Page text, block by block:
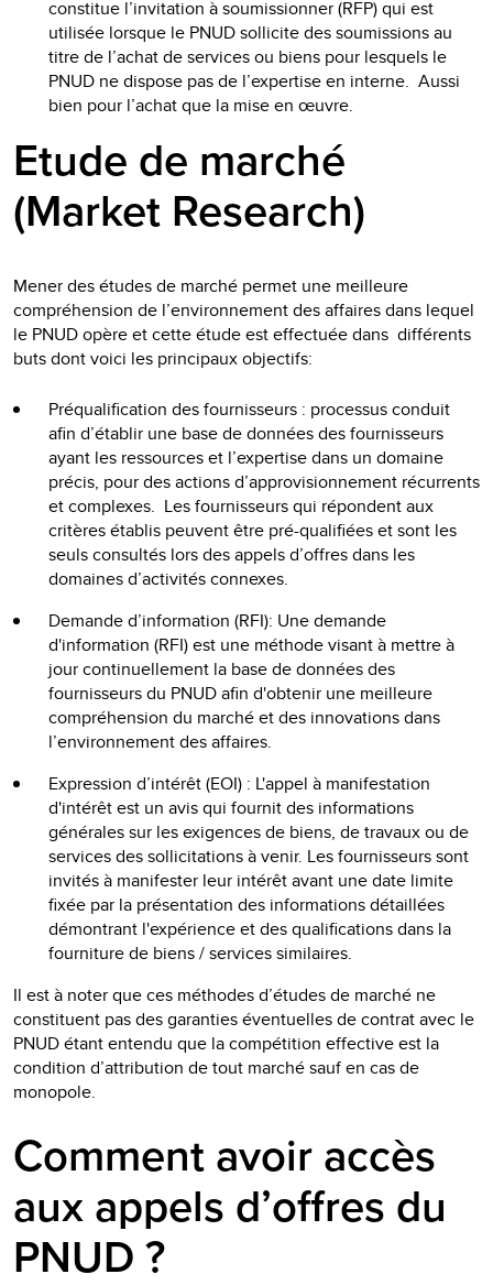
constitue l’invitation à soumissionner (RFP) qui est
utilisée lorsque le PNUD sollicite des soumissions au
titre de l’achat de services ou biens pour lesquels le
PNUD ne dispose pas de l’expertise en interne. Aussi
bien pour l’achat que la mise en œuvre.
Etude de marché
(Market Research)
Mener des études de marché permet une meilleure
compréhension de l’environnement des affaires dans lequel
le PNUD opère et cette étude est effectuée dans différents
buts dont voici les principaux objectifs:
Préqualification des fournisseurs : processus conduit
afin d’établir une base de données des fournisseurs
ayant les ressources et l’expertise dans un domaine
précis, pour des actions d’approvisionnement récurrents
et complexes. Les fournisseurs qui répondent aux
critères établis peuvent être pré-qualifiées et sont les
seuls consultés lors des appels d’offres dans les
domaines d’activités connexes.
Demande d’information (RFI): Une demande
d'information (RFI) est une méthode visant à mettre à
jour continuellement la base de données des
fournisseurs du PNUD afin d'obtenir une meilleure
compréhension du marché et des innovations dans
l’environnement des affaires.
Expression d’intérêt (EOI) : L'appel à manifestation
d'intérêt est un avis qui fournit des informations
générales sur les exigences de biens, de travaux ou de
services des sollicitations à venir. Les fournisseurs sont
invités à manifester leur intérêt avant une date limite
fixée par la présentation des informations détaillées
démontrant l'expérience et des qualifications dans la
fourniture de biens / services similaires.
Il est à noter que ces méthodes d’études de marché ne
constituent pas des garanties éventuelles de contrat avec le
PNUD étant entendu que la compétition effective est la
condition d’attribution de tout marché sauf en cas de
monopole.
Comment avoir accès
aux appels d’offres du
PNUD ?